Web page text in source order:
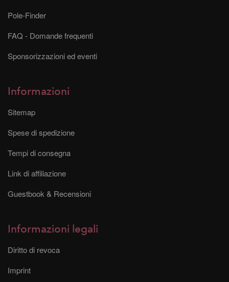
Pole-Finder
FAQ - Domande frequenti
Sponsorizzazioni ed eventi
Informazioni
Sitemap
Spese di spedizione
Tempi di consegna
Link di affiliazione
Guestbook & Recensioni
Informazioni legali
Diritto di revoca
Imprint